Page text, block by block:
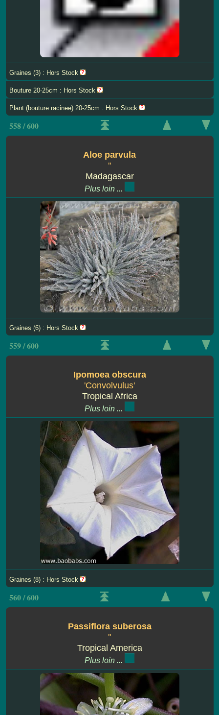
Graines (3) : Hors Stock
Bouture 20-25cm : Hors Stock
Plant (bouture racinee) 20-25cm : Hors Stock
558 / 600
Aloe parvula
''
Madagascar
Plus loin ...
Graines (6) : Hors Stock
559 / 600
Ipomoea obscura
'Convolvulus'
Tropical Africa
Plus loin ...
Graines (8) : Hors Stock
560 / 600
Passiflora suberosa
''
Tropical America
Plus loin ...